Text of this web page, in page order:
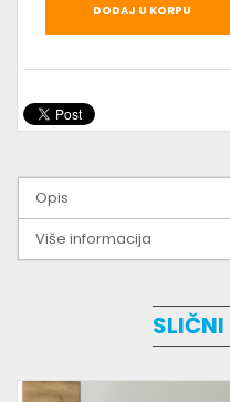
DODAJ U KORPU
Opis
Više informacija
SLIČNI